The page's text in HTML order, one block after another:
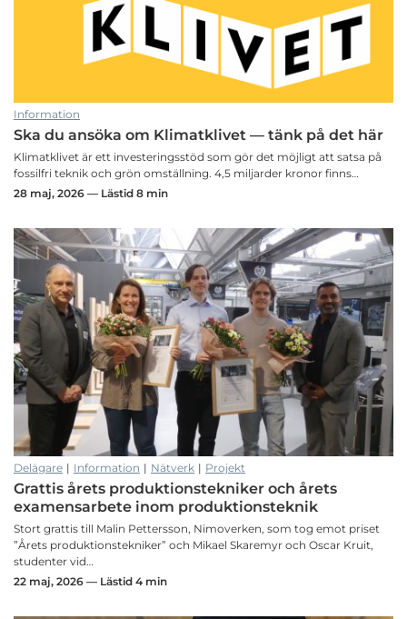
Information
Ska du ansöka om Klimatklivet — tänk på det här
Klimatklivet är ett investeringsstöd som gör det möjligt att satsa på
fossilfri teknik och grön omställning. 4,5 miljarder kronor finns…
28 maj, 2026 — Lästid 8 min
Delägare | Information | Nätverk | Projekt
Grattis årets produktionstekniker och årets
examensarbete inom produktionsteknik
Stort grattis till Malin Pettersson, Nimoverken, som tog emot priset
”Årets produktionstekniker” och Mikael Skaremyr och Oscar Kruit,
studenter vid…
22 maj, 2026 — Lästid 4 min